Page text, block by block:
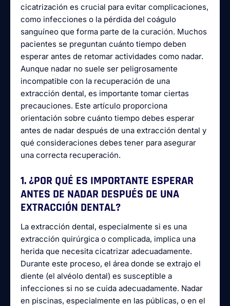
cicatrización es crucial para evitar complicaciones,
como infecciones o la pérdida del coágulo
sanguíneo que forma parte de la curación. Muchos
pacientes se preguntan cuánto tiempo deben
esperar antes de retomar actividades como nadar.
Aunque nadar no suele ser peligrosamente
incompatible con la recuperación de una
extracción dental, es importante tomar ciertas
precauciones. Este artículo proporciona
orientación sobre cuánto tiempo debes esperar
antes de nadar después de una extracción dental y
qué consideraciones debes tener para asegurar
una correcta recuperación.
1. ¿POR QUÉ ES IMPORTANTE ESPERAR
ANTES DE NADAR DESPUÉS DE UNA
EXTRACCIÓN DENTAL?
La extracción dental, especialmente si es una
extracción quirúrgica o complicada, implica una
herida que necesita cicatrizar adecuadamente.
Durante este proceso, el área donde se extrajo el
diente (el alvéolo dental) es susceptible a
infecciones si no se cuida adecuadamente. Nadar
en piscinas, especialmente en las públicas, o en el